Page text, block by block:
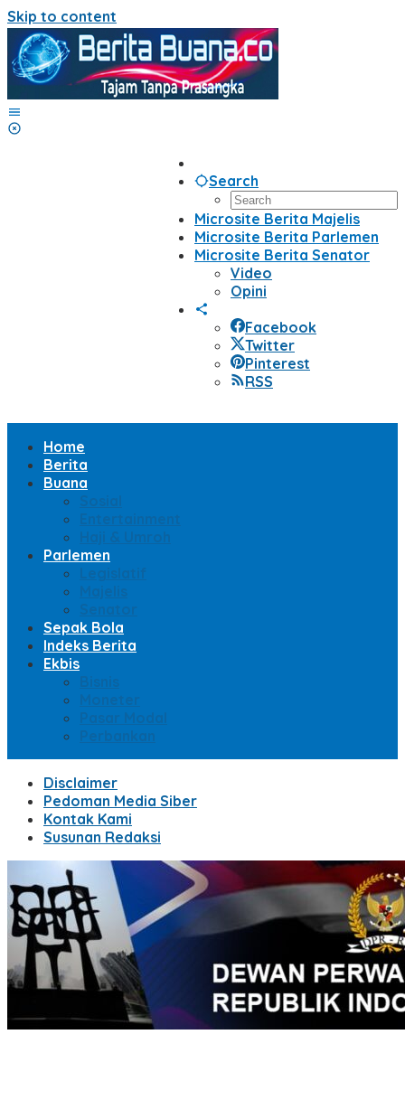
Skip to content
Search
Microsite Berita Majelis
Microsite Berita Parlemen
Microsite Berita Senator
Video
Opini
Facebook
Twitter
Pinterest
RSS
Home
Berita
Buana
Sosial
Entertainment
Haji & Umroh
Parlemen
Legislatif
Majelis
Senator
Sepak Bola
Indeks Berita
Ekbis
Bisnis
Moneter
Pasar Modal
Perbankan
Disclaimer
Pedoman Media Siber
Kontak Kami
Susunan Redaksi